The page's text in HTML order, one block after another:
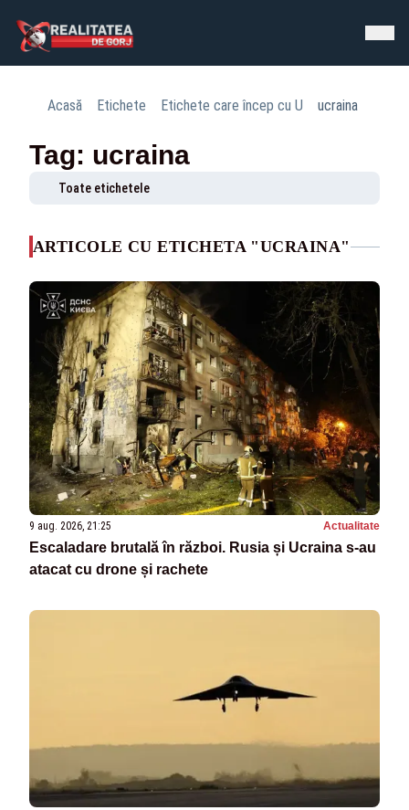
Acasă Etichete Etichete care încep cu U ucraina
Tag: ucraina
Toate etichetele
ARTICOLE CU ETICHETA "UCRAINA"
9 aug. 2026, 21:25 Actualitate
Escaladare brutală în război. Rusia și Ucraina s-au
atacat cu drone și rachete